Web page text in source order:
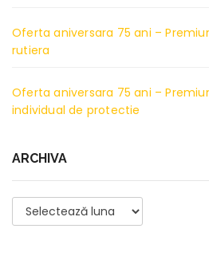
Oferta aniversara 75 ani –
rutiera
Oferta aniversara 75 ani –
individual de protectie
ARCHIVA
Archiva